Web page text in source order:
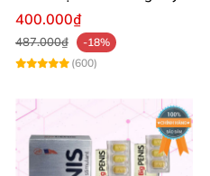
Nguyên tốt nhất
400.000₫
487.000₫
-18%
(600)